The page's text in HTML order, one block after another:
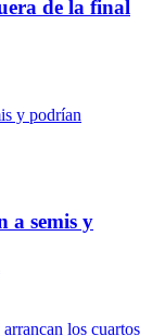
de la final
a semis y